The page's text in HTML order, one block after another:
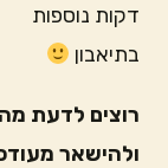
דקות נוספות
בתיאבון
רוצים לדעת
ולהישאר